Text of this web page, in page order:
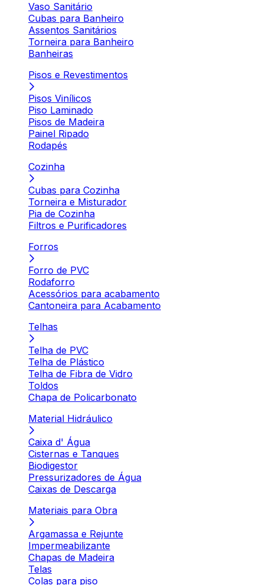
Vaso Sanitário
Cubas para Banheiro
Assentos Sanitários
Torneira para Banheiro
Banheiras
Pisos e Revestimentos
Pisos Vinílicos
Piso Laminado
Pisos de Madeira
Painel Ripado
Rodapés
Cozinha
Cubas para Cozinha
Torneira e Misturador
Pia de Cozinha
Filtros e Purificadores
Forros
Forro de PVC
Rodaforro
Acessórios para acabamento
Cantoneira para Acabamento
Telhas
Telha de PVC
Telha de Plástico
Telha de Fibra de Vidro
Toldos
Chapa de Policarbonato
Material Hidráulico
Caixa d' Água
Cisternas e Tanques
Biodigestor
Pressurizadores de Água
Caixas de Descarga
Materiais para Obra
Argamassa e Rejunte
Impermeabilizante
Chapas de Madeira
Telas
Colas para piso